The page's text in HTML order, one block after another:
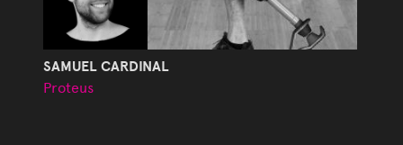
SAMUEL CARDINAL
Proteus